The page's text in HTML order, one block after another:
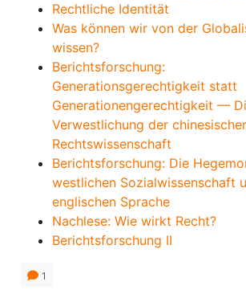
Rechtliche Identität
Was können wir von der
wissen?
Berichtsforschung:
Generationsgerechtigkeit statt
Generationengerechtigkeit —
Verwestlichung der
Rechtswissenschaft
Berichtsforschung: Die
westlichen Sozialwissenschaft
englischen Sprache
Nachlese: Wie wirkt Recht?
Berichtsforschung II
1